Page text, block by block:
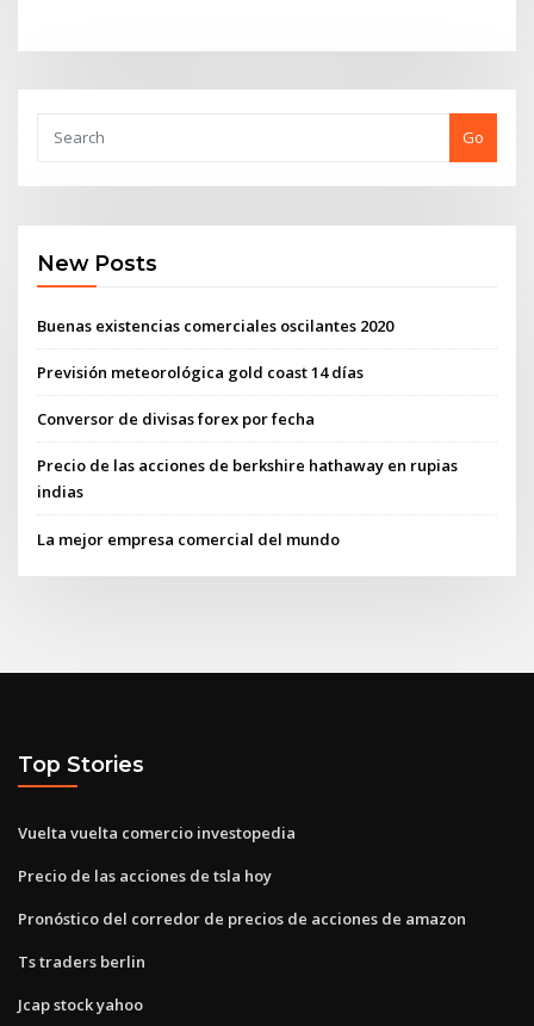
Go
New Posts
Buenas existencias comerciales oscilantes 2020
Previsión meteorológica gold coast 14 días
Conversor de divisas forex por fecha
Precio de las acciones de berkshire hathaway en rupias
indias
La mejor empresa comercial del mundo
Top Stories
Vuelta vuelta comercio investopedia
Precio de las acciones de tsla hoy
Pronóstico del corredor de precios de acciones de amazon
Ts traders berlin
Jcap stock yahoo